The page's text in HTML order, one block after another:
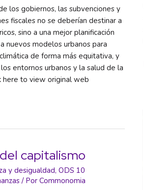
los gobiernos, las subvenciones y
fiscales no se deberían destinar a
sino a una mejor planificación
nuevos modelos urbanos para
de forma más equitativa, y
entornos urbanos y la salud de la
here to view original web
capitalismo
y desigualdad, ODS 10
/ Por Commonomia